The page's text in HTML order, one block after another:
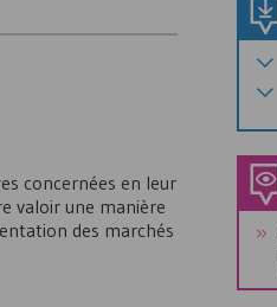
concernées en leur
valoir une manière
des marchés